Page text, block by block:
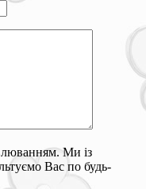
Ми із
Вас по будь-